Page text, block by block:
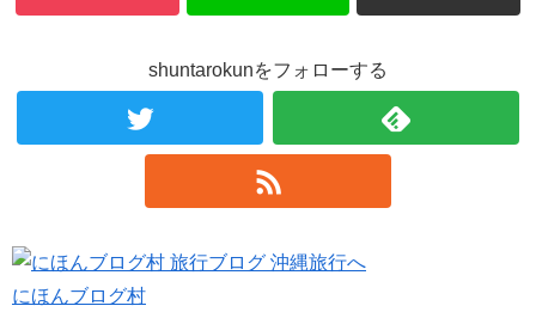
shuntarokunをフォローする
にほんブログ村